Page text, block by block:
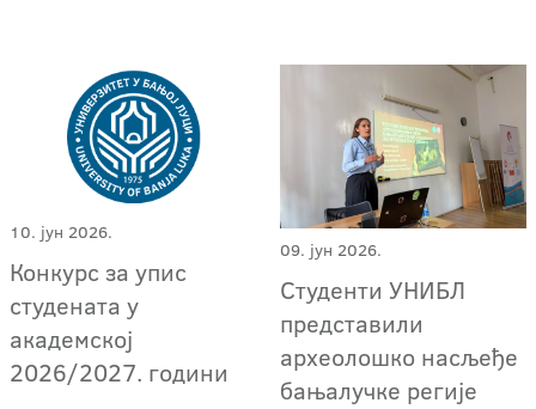
10. јун 2026.
Конкурс за упис
студената у
академској
2026/2027. години
09. јун 2026.
Студенти УНИБЛ
представили
археолошко насљеђе
бањалучке регије